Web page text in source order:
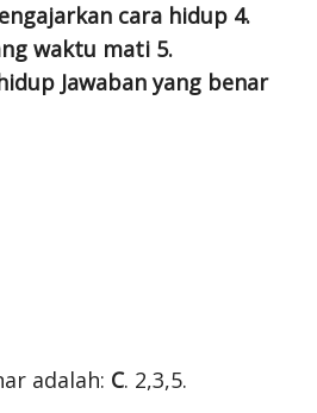
cara hidup 4.
waktu mati 5.
Jawaban yang benar
adalah: C. 2,3,5.